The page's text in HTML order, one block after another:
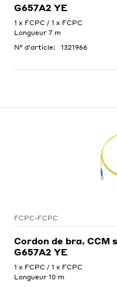
G657A2 YE
1 x FCPC / 1 x FCPC
Longueur 7 m
N° d'article:
1321966
FCPC-FCPC
Cordon de bra. CCM
G657A2 YE
1 x FCPC / 1 x FCPC
Longueur 10 m